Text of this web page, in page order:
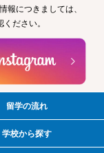
報につきましては、
ださい。
留学の流れ
学校から探す